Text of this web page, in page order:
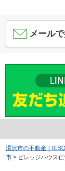
メール
湯沢市の不動産｜
市 > ビレッジハウス